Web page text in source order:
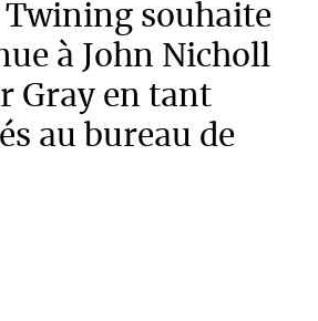
souhaite
à John Nicholl
Gray en tant
au bureau de